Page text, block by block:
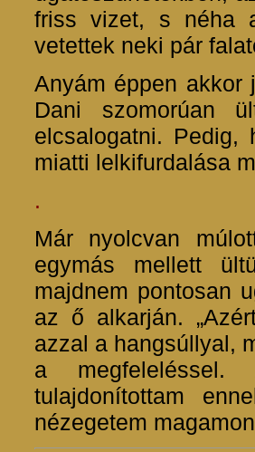
friss vizet, s néha
vetettek neki pár
Anyám éppen akkor
Dani szomorúan
elcsalogatni.
miatti lelkifurdalása
.
Már nyolcvan
egymás mellett
majdnem pontosan
az ő alkarján.
azzal a hangsúllyal,
a megfeleléssel.
tulajdonítottam
nézegetem